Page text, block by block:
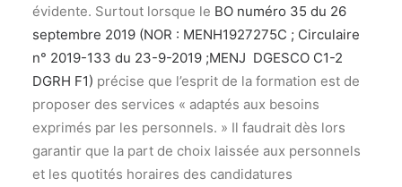
évidente. Surtout lorsque le BO numéro 35 du 26
septembre 2019 (NOR : MENH1927275C ; Circulaire
n° 2019-133 du 23-9-2019 ;MENJ DGESCO C1-2
DGRH F1) précise que l’esprit de la formation est de
proposer des services « adaptés aux besoins
exprimés par les personnels. » Il faudrait dès lors
garantir que la part de choix laissée aux personnels
et les quotités horaires des candidatures